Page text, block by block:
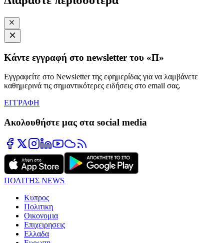
Κάντε εγγραφή στο newsletter του «Π»
Εγγραφείτε στο Newsletter της εφημερίδας για να λαμβάνετε
καθημερινά τις σημαντικότερες ειδήσεις στο email σας.
ΕΓΓΡΑΦΗ
Ακολουθήστε μας στα social media
ΠΟΛΙΤΗΣ NEWS
Κυπρος
Πολιτικη
Οικονομια
Επιχειρησεις
Ελλαδα